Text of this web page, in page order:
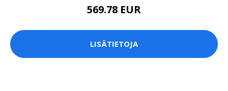
569.78 EUR
LISÄTIETOJA